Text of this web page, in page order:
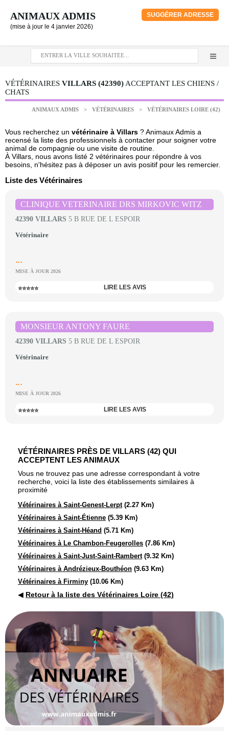
ANIMAUX ADMIS
(mise à jour le 4 janvier 2026)
SUGGÉRER ADRESSE
VÉTÉRINAIRES VILLARS (42390) ACCEPTANT LES CHIENS /
CHATS
ANIMAUX ADMIS > VÉTÉRINAIRES > VÉTÉRINAIRES LOIRE (42)
Vous recherchez un vétérinaire à Villars ? Animaux Admis a
recensé la liste des professionnels à contacter pour soigner votre
animal de compagnie ou une visite de routine.
À Villars, nous avons listé 2 vétérinaires pour répondre à vos
besoins, n'hésitez pas à déposer un avis positif pour les remercier.
Liste des Vétérinaires
CLINIQUE VETERINAIRE DRS MIRKOVIC WITZ
42390 VILLARS 5 B RUE DE L ESPOIR
Vétérinaire
...
MISE À JOUR 2026
⭐⭐⭐⭐⭐ LIRE LES AVIS
MONSIEUR ANTONY FAURE
42390 VILLARS 5 B RUE DE L ESPOIR
Vétérinaire
...
MISE À JOUR 2026
⭐⭐⭐⭐⭐ LIRE LES AVIS
VÉTÉRINAIRES PRÈS DE VILLARS (42) QUI
ACCEPTENT LES ANIMAUX
Vous ne trouvez pas une adresse correspondant à votre
recherche, voici la liste des établissements similaires à
proximité
Vétérinaires à Saint-Genest-Lerpt(2.27 Km)
Vétérinaires à Saint-Étienne (5.39 Km)
Vétérinaires à Saint-Héand (5.71 Km)
Vétérinaires à Le Chambon-Feugerolles (7.86 Km)
Vétérinaires à Saint-Just-Saint-Rambert(9.32 Km)
Vétérinaires à Andrézieux-Bouthéon (9.63 Km)
Vétérinaires à Firminy (10.06 Km)
◀ Retour à la liste des Vétérinaires Loire (42)